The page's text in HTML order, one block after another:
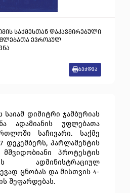
საქმესთან დაკავშირებული
ევროპულ
ბეჭდვა
საიამ დიმიტრი ჯამბურიას
ადამიანის უფლებათა
საჩივარი. საქმე
დეკემბერს, პარლამენტის
პროტესტის
ცნობას და მისთვის 4-
შეფარდებას.